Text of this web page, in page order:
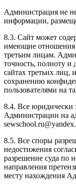
Администрация не
информации,
8.3. Сайт может
имеющие
третьим лицам.
точность, полноту и
сайтах третьих лиц,
сохранению
пользователями на
8.4. Все юридически
Администрации на
8.5. Все споры
недостижения
разрешение суда по
направления
месту нахождения